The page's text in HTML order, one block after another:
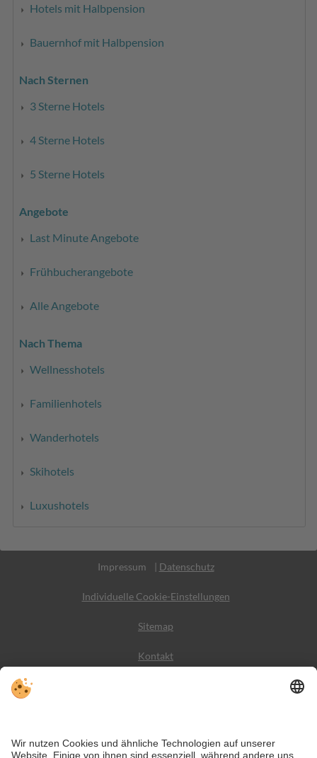
Hotels mit Halbpension
Bauernhof mit Halbpension
Nach Sternen
3 Sterne Hotels
4 Sterne Hotels
5 Sterne Hotels
Angebote
Last Minute Angebote
Frühbucherangebote
Alle Angebote
Nach Thema
Wellnesshotels
Familienhotels
Wanderhotels
Skihotels
Luxushotels
Impressum
| Datenschutz
Individuelle Cookie-Einstellungen
Sitemap
Kontakt